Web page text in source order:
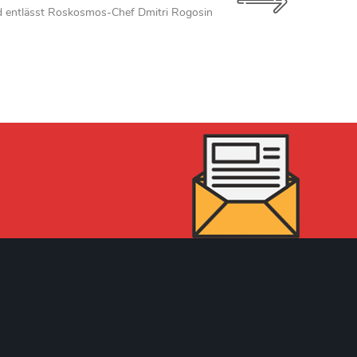
entlässt Roskosmos-Chef Dmitri Rogosin